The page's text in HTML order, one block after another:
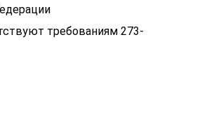
требованиям 273-